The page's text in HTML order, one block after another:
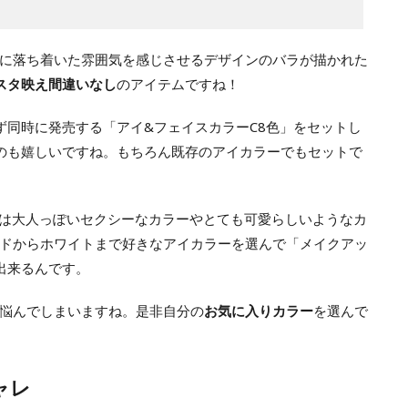
落ち着いた雰囲気を感じさせるデザインのバラが描かれた
タ映え間違いなしのアイテムですね！
時に発売する「アイ&フェイスカラーC8色」をセットし
嬉しいですね。もちろん既存のアイカラーでもセットで
大人っぽいセクシーなカラーやとても可愛らしいようなカ
からホワイトまで好きなアイカラーを選んで「メイクアッ
るんです。
んでしまいますね。是非自分のお気に入りカラーを選んで
レ